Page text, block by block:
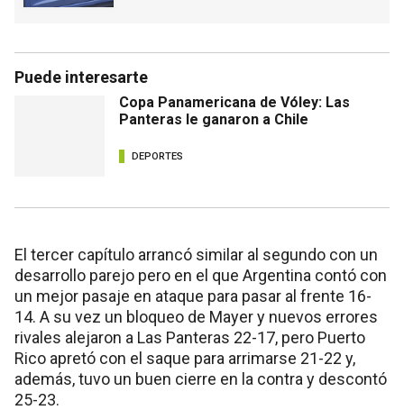
Puede interesarte
Copa Panamericana de Vóley: Las
Panteras le ganaron a Chile
DEPORTES
El tercer capítulo arrancó similar al segundo con un
desarrollo parejo pero en el que Argentina contó con
un mejor pasaje en ataque para pasar al frente 16-
14. A su vez un bloqueo de Mayer y nuevos errores
rivales alejaron a Las Panteras 22-17, pero Puerto
Rico apretó con el saque para arrimarse 21-22 y,
además, tuvo un buen cierre en la contra y descontó
25-23.